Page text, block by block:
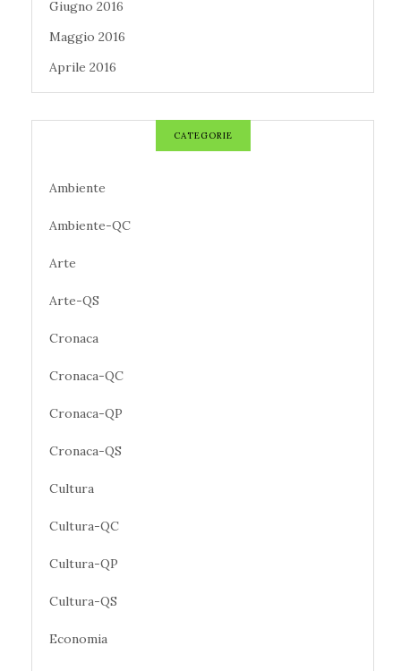
Giugno 2016
Maggio 2016
Aprile 2016
CATEGORIE
Ambiente
Ambiente-QC
Arte
Arte-QS
Cronaca
Cronaca-QC
Cronaca-QP
Cronaca-QS
Cultura
Cultura-QC
Cultura-QP
Cultura-QS
Economia